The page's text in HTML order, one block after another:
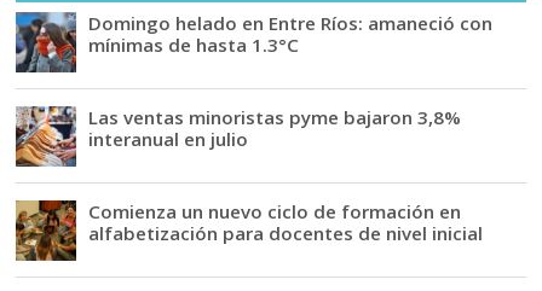
Domingo helado en Entre Ríos: amaneció con
mínimas de hasta 1.3°C
Las ventas minoristas pyme bajaron 3,8%
interanual en julio
Comienza un nuevo ciclo de formación en
alfabetización para docentes de nivel inicial